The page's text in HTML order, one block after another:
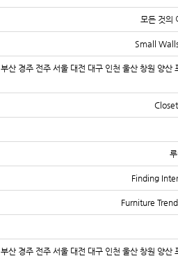
모든 것의
Small
부산 경주 전주 서울 대전 대구 인천 울산 창원 양
Finding
Furniture
부산 경주 전주 서울 대전 대구 인천 울산 창원 양